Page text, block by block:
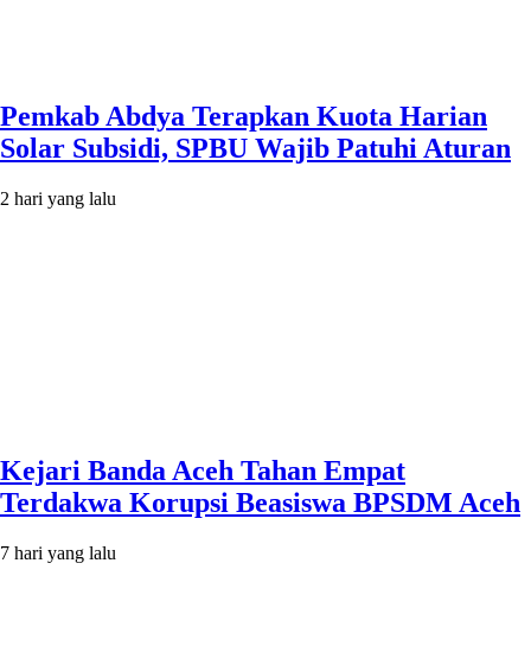
Pemkab Abdya Terapkan Kuota Harian
Solar Subsidi, SPBU Wajib Patuhi Aturan
2 hari yang lalu
Kejari Banda Aceh Tahan Empat
Terdakwa Korupsi Beasiswa BPSDM Aceh
7 hari yang lalu